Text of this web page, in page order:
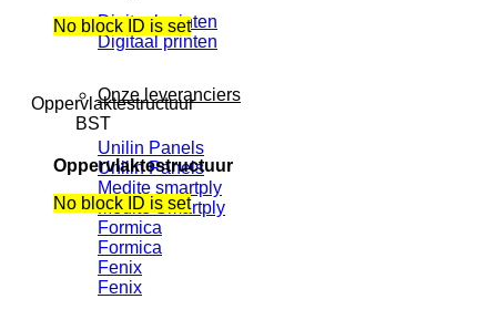
Digitaal printen
Digitaal printen
Onze leveranciers
Unilin Panels
Unilin Panels
Medite smartply
Medite Smartply
Formica
Formica
Fenix
Fenix
No block ID is set
Oppervlaktestructuur
BST
Oppervlaktestructuur
No block ID is set